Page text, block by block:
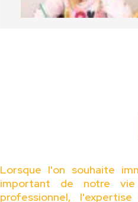
Lorsque l'on souhaite
important de notre
professionnel,